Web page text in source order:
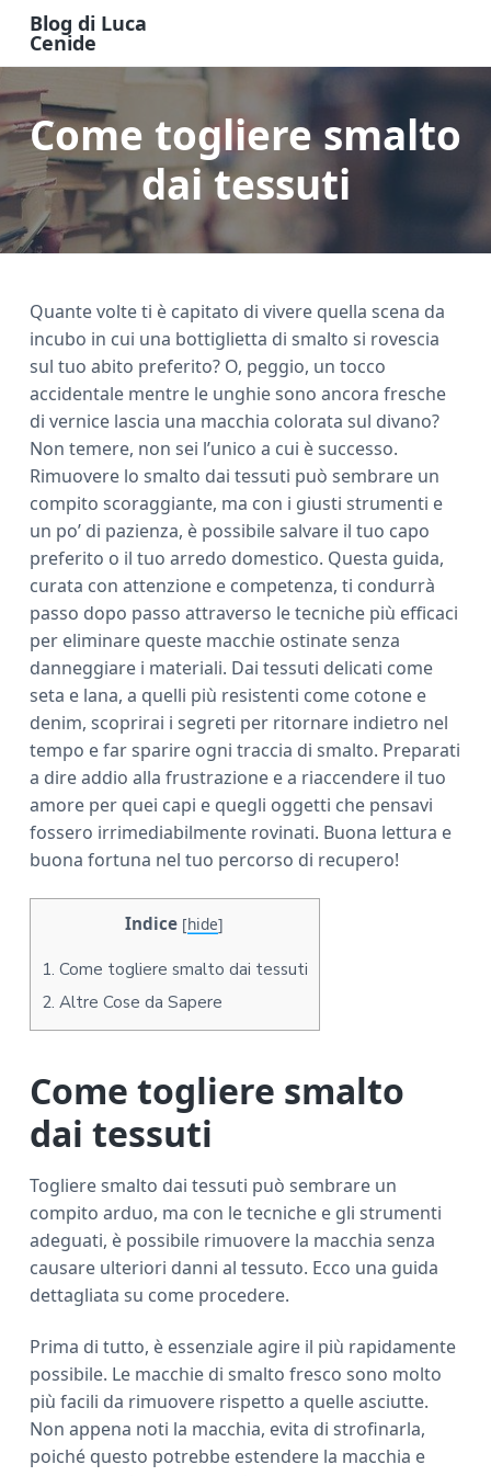
i
p
t
o
a
i
n
i
p
t
o
r
i
m
i
p
t
o
o
o
t
Blog di Luca
Cenide
o
g
d
i
L
c
a
e
n
i
Come togliere smalto
dai tessuti
Quante volte ti è capitato di vivere quella scena da
incubo in cui una bottiglietta di smalto si rovescia
sul tuo abito preferito? O, peggio, un tocco
accidentale mentre le unghie sono ancora fresche
di vernice lascia una macchia colorata sul divano?
Non temere, non sei l’unico a cui è successo.
Rimuovere lo smalto dai tessuti può sembrare un
compito scoraggiante, ma con i giusti strumenti e
un po’ di pazienza, è possibile salvare il tuo capo
preferito o il tuo arredo domestico. Questa guida,
curata con attenzione e competenza, ti condurrà
passo dopo passo attraverso le tecniche più efficaci
per eliminare queste macchie ostinate senza
danneggiare i materiali. Dai tessuti delicati come
seta e lana, a quelli più resistenti come cotone e
denim, scoprirai i segreti per ritornare indietro nel
tempo e far sparire ogni traccia di smalto. Preparati
a dire addio alla frustrazione e a riaccendere il tuo
amore per quei capi e quegli oggetti che pensavi
fossero irrimediabilmente rovinati. Buona lettura e
buona fortuna nel tuo percorso di recupero!
Indice [hide]
1. Come togliere smalto dai tessuti
2. Altre Cose da Sapere
Come togliere smalto
dai tessuti
Togliere smalto dai tessuti può sembrare un
compito arduo, ma con le tecniche e gli strumenti
adeguati, è possibile rimuovere la macchia senza
causare ulteriori danni al tessuto. Ecco una guida
dettagliata su come procedere.
Prima di tutto, è essenziale agire il più rapidamente
possibile. Le macchie di smalto fresco sono molto
più facili da rimuovere rispetto a quelle asciutte.
Non appena noti la macchia, evita di strofinarla,
poiché questo potrebbe estendere la macchia e